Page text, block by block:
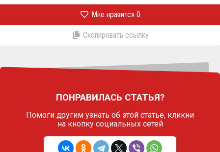
Мне нравится 0
Скопировать ссылку
ПОНРАВИЛАСЬ СТАТЬЯ?
Помоги другим узнать об этой статье, кликни
на кнопку социальных сетей